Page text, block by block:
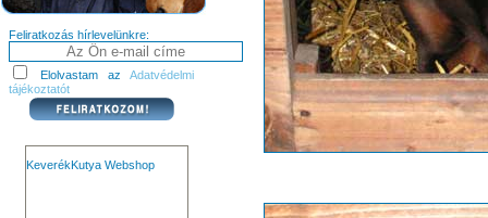
Feliratkozás hírlevelünkre:
Elolvastam az Adatvédelmi
tájékoztatót
KeverékKutya Webshop